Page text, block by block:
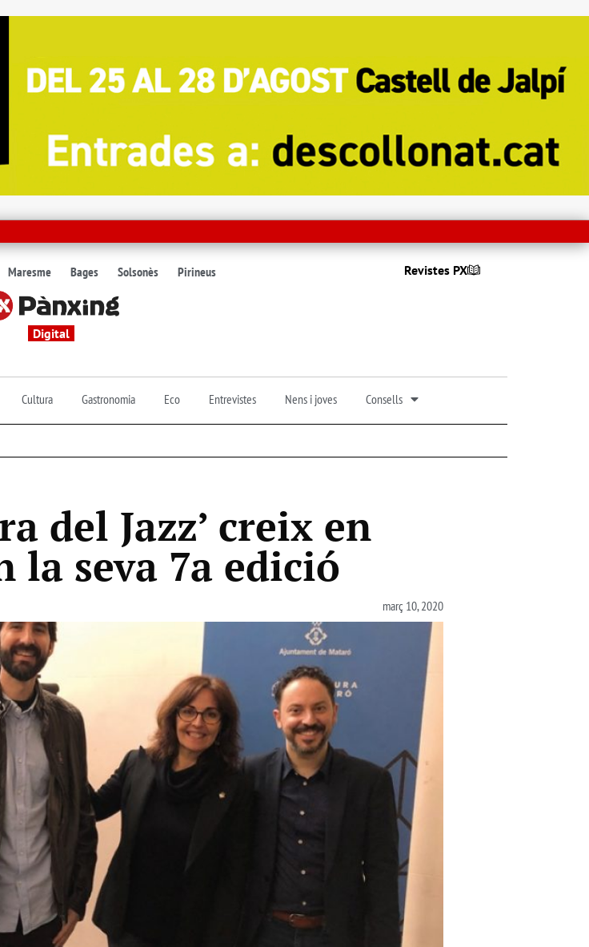
Maresme Bages Solsonès Pirineus Revistes PX
Digital
Cultura Gastronomia Eco Entrevistes Nens i joves Consells
del Jazz’ creix en
la seva 7a edició
març 10, 2020